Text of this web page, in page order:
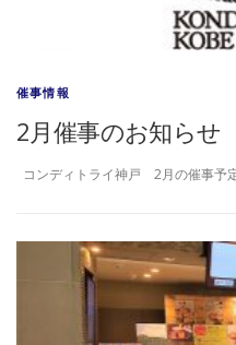
催事情報
2月催事のお知らせ
コンディトライ神戸 2月の催事予